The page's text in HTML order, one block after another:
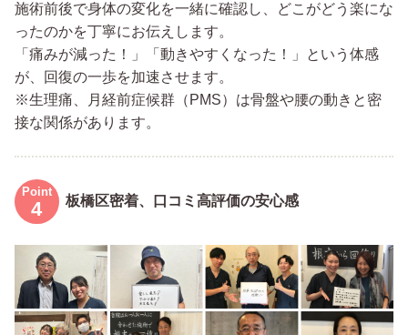
施術前後で身体の変化を一緒に確認し、どこがどう楽にな
ったのかを丁寧にお伝えします。
「痛みが減った！」「動きやすくなった！」という体感
が、回復の一歩を加速させます。
※生理痛、月経前症候群（PMS）は骨盤や腰の動きと密
接な関係があります。
板橋区密着、口コミ高評価の安心感